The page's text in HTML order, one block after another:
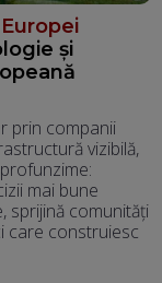
și
prin companii
vizibilă,
mai bune
sprijină comunități
care construiesc